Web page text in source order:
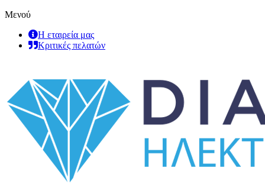
Μενού
Η εταιρεία μας
Κριτικές πελατών